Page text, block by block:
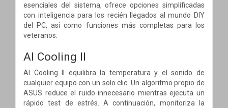
esenciales del sistema, ofrece opciones simplificadas
con inteligencia para los recién llegados al mundo DIY
del PC, así como funciones más completas para los
veteranos.
AI Cooling ll
AI Cooling II equilibra la temperatura y el sonido de
cualquier equipo con un solo clic. Un algoritmo propio de
ASUS reduce el ruido innecesario mientras ejecuta un
rápido test de estrés. A continuación, monitoriza la